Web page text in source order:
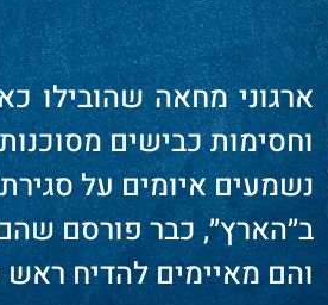
ארגוני מחאה שהובילו
וחסימות כבישים
נשמעים איומים על סגירת
ב״הארץ״, כבר פורסם
והם מאיימים להדיח